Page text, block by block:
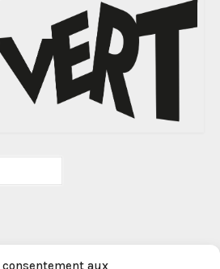
consentement aux